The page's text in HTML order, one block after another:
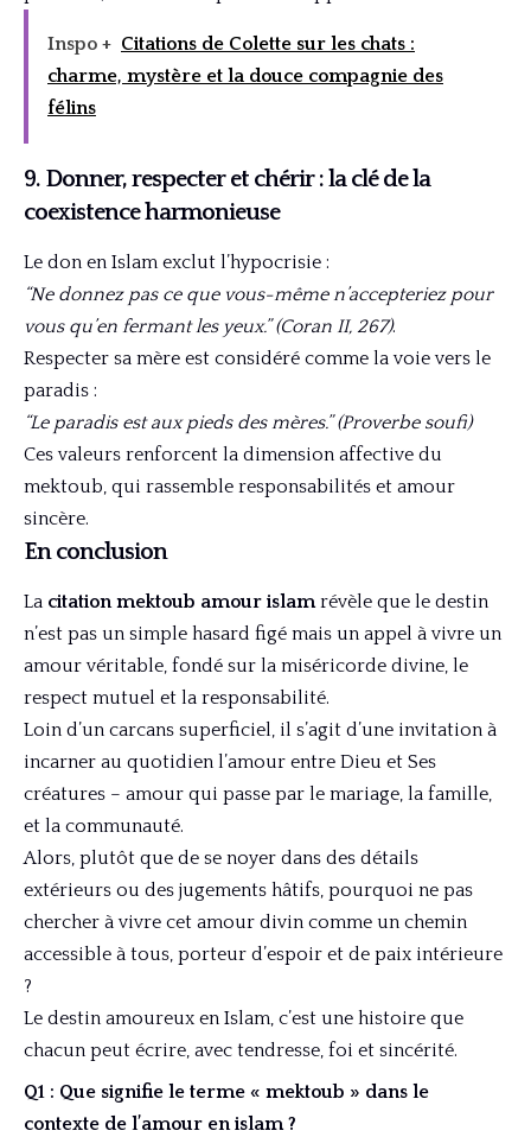
Inspo + Citations de Colette sur les chats :
charme, mystère et la douce compagnie des
félins
9. Donner, respecter et chérir : la clé de la
coexistence harmonieuse
Le don en Islam exclut l’hypocrisie :
“Ne donnez pas ce que vous-même n’accepteriez pour
vous qu’en fermant les yeux.” (Coran II, 267).
Respecter sa mère est considéré comme la voie vers le
paradis :
“Le paradis est aux pieds des mères.” (Proverbe soufi)
Ces valeurs renforcent la dimension affective du
mektoub, qui rassemble responsabilités et amour
sincère.
En conclusion
La citation mektoub amour islamrévèle que le destin
n’est pas un simple hasard figé mais un appel à vivre un
amour véritable, fondé sur la miséricorde divine, le
respect mutuel et la responsabilité.
Loin d’un carcans superficiel, il s’agit d’une invitation à
incarner au quotidien l’amour entre Dieu et Ses
créatures – amour qui passe par le mariage, la famille,
et la communauté.
Alors, plutôt que de se noyer dans des détails
extérieurs ou des jugements hâtifs, pourquoi ne pas
chercher à vivre cet amour divin comme un chemin
accessible à tous, porteur d’espoir et de paix intérieure
?
Le destin amoureux en Islam, c’est une histoire que
chacun peut écrire, avec tendresse, foi et sincérité.
Q1 : Que signifie le terme « mektoub » dans le
contexte de l’amour en islam ?